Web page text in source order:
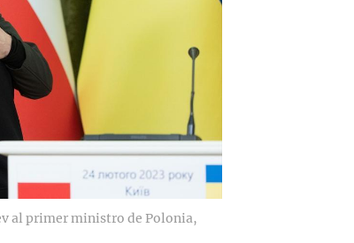
al primer ministro de Polonia,